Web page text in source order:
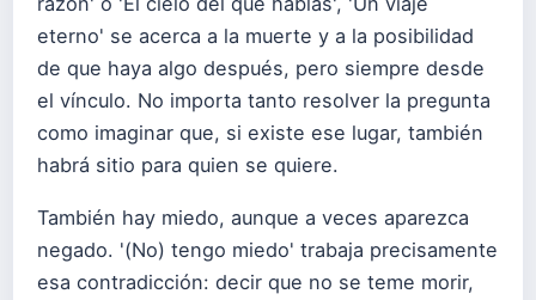
eterno' se acerca a la muerte y a la posibilidad
de que haya algo después, pero siempre desde
el vínculo. No importa tanto resolver la pregunta
como imaginar que, si existe ese lugar, también
habrá sitio para quien se quiere.
También hay miedo, aunque a veces aparezca
negado. '(No) tengo miedo' trabaja precisamente
esa contradicción: decir que no se teme morir,